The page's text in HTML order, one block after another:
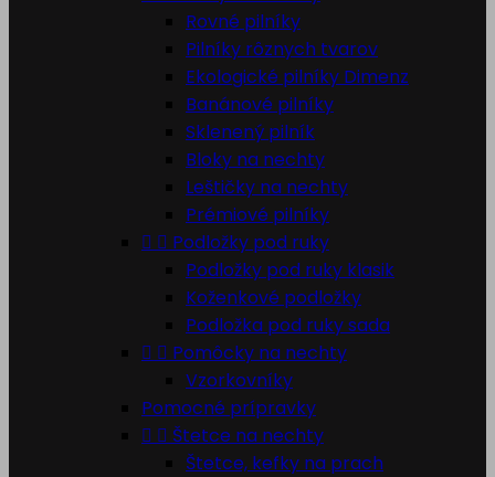
Rovné pilníky
Pilníky rôznych tvarov
Ekologické pilníky Dimenz
Banánové pilníky
Sklenený pilník
Bloky na nechty
Leštičky na nechty
Prémiové pilníky
  Podložky pod ruky
Podložky pod ruky klasik
Koženkové podložky
Podložka pod ruky sada
  Pomôcky na nechty
Vzorkovníky
Pomocné prípravky
  Štetce na nechty
Štetce, kefky na prach